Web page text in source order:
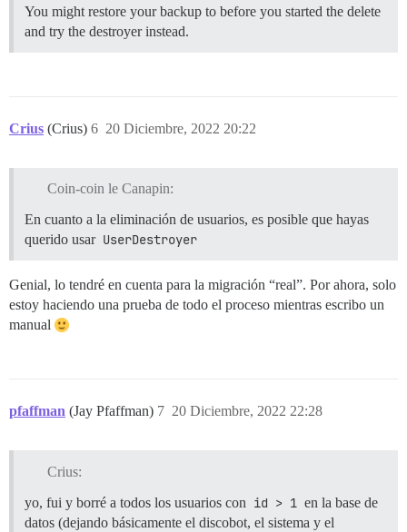
You might restore your backup to before you started the delete
and try the destroyer instead.
Crius (Crius) 20 Diciembre, 2022 20:22
6
Coin-coin le Canapin:
En cuanto a la eliminación de usuarios, es posible que hayas
querido usar UserDestroyer
Genial, lo tendré en cuenta para la migración “real”. Por ahora, solo
estoy haciendo una prueba de todo el proceso mientras escribo un
manual
pfaffman (Jay Pfaffman) 20 Diciembre, 2022 22:28
7
Crius:
yo, fui y borré a todos los usuarios con id > 1 en la base de
datos (dejando básicamente el discobot, el sistema y el